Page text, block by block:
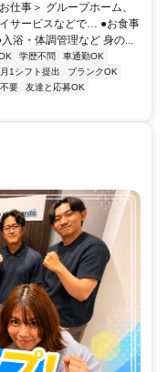
仕事＞ グループホーム、
サービスなどで… ●お食事
浴・体調管理など 身の...
学歴不問
車通勤OK
月1シフト提出
ブランクOK
要
友達と応募OK